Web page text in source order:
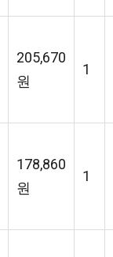
205,670
원
1
178,860
원
1